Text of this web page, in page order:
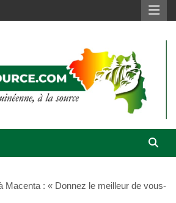
Macenta : « Donnez le meilleur de vous-